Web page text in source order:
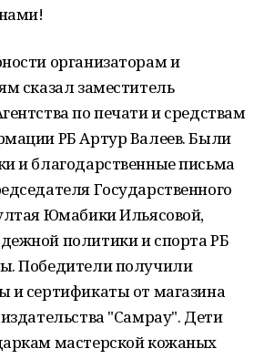
организаторам и
сказал заместитель
по печати и средствам
РБ Артур Валеев. Были
и благодарственные письма
Государственного
Юмабики Ильясовой,
политики и спорта РБ
Победители получили
и сертификаты от магазина
"Самрау". Дети
мастерской кожаных